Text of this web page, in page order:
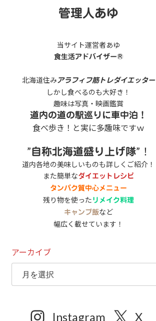
管理人あゆ
当サイト運営者あゆ
食生活アドバイザー®
北海道住み アラフィフ筋トレダイエッター
しかし食べるのも大好き！
趣味は写真・映画鑑賞
道内の道の駅巡りに車中泊！
食べ歩き！と実に多趣味ですｗ
”自称北海道盛り上げ隊”！
道内各地の美味しいものも詳しくご紹介！
また簡単なダイエットレシピ
タンパク質中心メニュー
残り物を使った リメイク料理
キャンプ飯など
幅広く載せています！
アーカイブ
Instagram X